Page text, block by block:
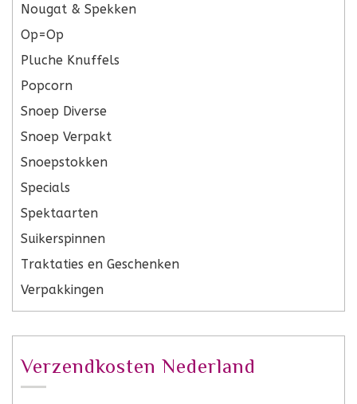
Nougat & Spekken
Op=Op
Pluche Knuffels
Popcorn
Snoep Diverse
Snoep Verpakt
Snoepstokken
Specials
Spektaarten
Suikerspinnen
Traktaties en Geschenken
Verpakkingen
Verzendkosten Nederland